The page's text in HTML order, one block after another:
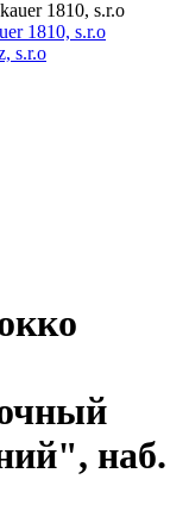
1810, s.r.o
s.r.o
наб.